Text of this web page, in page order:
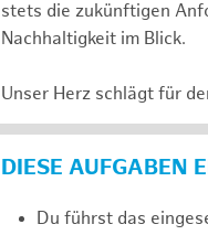
stets die zukünftigen
Nachhaltigkeit im Blick.
Unser Herz schlägt für
DIESE AUFGABEN
Du führst das